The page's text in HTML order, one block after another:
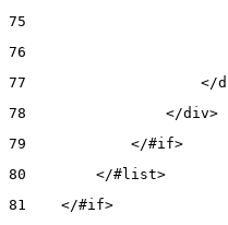
75
76
77
</
78
                </div>
79
            </#if>
80
        </#list>
81
    </#if>